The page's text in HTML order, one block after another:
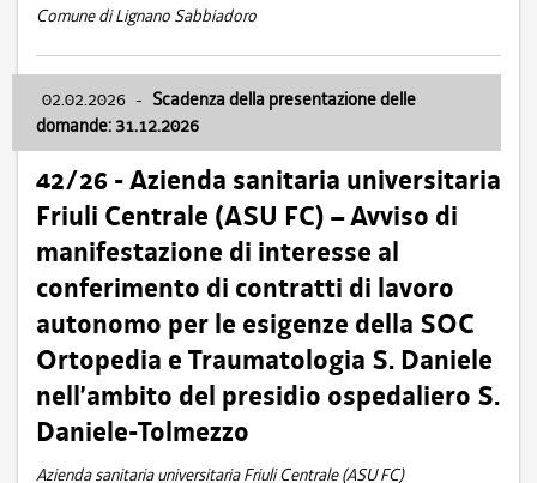
Comune di Lignano Sabbiadoro
02.02.2026 - Scadenza della presentazione delle
domande: 31.12.2026
42/26 - Azienda sanitaria universitaria
Friuli Centrale (ASU FC) – Avviso di
manifestazione di interesse al
conferimento di contratti di lavoro
autonomo per le esigenze della SOC
Ortopedia e Traumatologia S. Daniele
nell’ambito del presidio ospedaliero S.
Daniele-Tolmezzo
Azienda sanitaria universitaria Friuli Centrale (ASU FC)